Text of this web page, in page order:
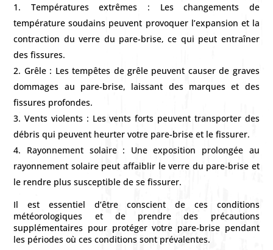
Températures extrêmes : Les changements de
température soudains peuvent provoquer l’expansion et la
contraction du verre du pare-brise, ce qui peut entraîner
des fissures.
Grêle : Les tempêtes de grêle peuvent causer de graves
dommages au pare-brise, laissant des marques et des
fissures profondes.
Vents violents : Les vents forts peuvent transporter des
débris qui peuvent heurter votre pare-brise et le fissurer.
Rayonnement solaire : Une exposition prolongée au
rayonnement solaire peut affaiblir le verre du pare-brise et
le rendre plus susceptible de se fissurer.
Il est essentiel d’être conscient de ces conditions
météorologiques et de prendre des précautions
supplémentaires pour protéger votre pare-brise pendant
les périodes où ces conditions sont prévalentes.